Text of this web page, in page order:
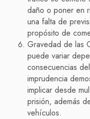
daño o poner en
una falta de
propósito de
Gravedad de las
puede variar
consecuencias
imprudencia
implicar desde
prisión, además
vehículos.